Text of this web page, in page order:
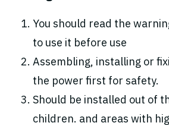
You should read the
to use it before use
Assembling, installing or
the power first for safety.
Should be installed out of
children. and areas with